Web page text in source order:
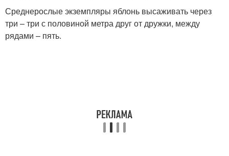
Среднерослые экземпляры яблонь высаживать через
три – три с половиной метра друг от дружки, между
рядами – пять.